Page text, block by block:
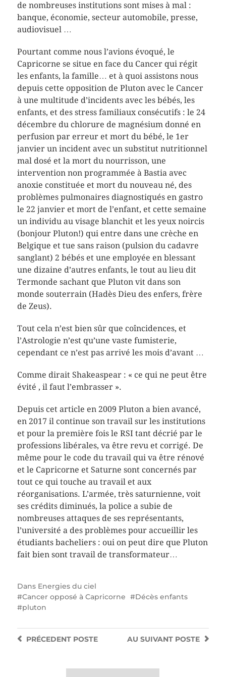
de nombreuses institutions sont mises à mal :
banque, économie, secteur automobile, presse,
audiovisuel …
Pourtant comme nous l’avions évoqué, le
Capricorne se situe en face du Cancer qui régit
les enfants, la famille… et à quoi assistons nous
depuis cette opposition de Pluton avec le Cancer
à une multitude d’incidents avec les bébés, les
enfants, et des stress familiaux consécutifs : le 24
décembre du chlorure de magnésium donné en
perfusion par erreur et mort du bébé, le 1er
janvier un incident avec un substitut nutritionnel
mal dosé et la mort du nourrisson, une
intervention non programmée à Bastia avec
anoxie constituée et mort du nouveau né, des
problèmes pulmonaires diagnostiqués en gastro
le 22 janvier et mort de l’enfant, et cette semaine
un individu au visage blanchit et les yeux noircis
(bonjour Pluton!) qui entre dans une crèche en
Belgique et tue sans raison (pulsion du cadavre
sanglant) 2 bébés et une employée en blessant
une dizaine d’autres enfants, le tout au lieu dit
Termonde sachant que Pluton vit dans son
monde souterrain (Hadès Dieu des enfers, frère
de Zeus).
Tout cela n’est bien sûr que coîncidences, et
l’Astrologie n’est qu’une vaste fumisterie,
cependant ce n’est pas arrivé les mois d’avant …
Comme dirait Shakeaspear : « ce qui ne peut être
évité , il faut l’embrasser ».
Depuis cet article en 2009 Pluton a bien avancé,
en 2017 il continue son travail sur les institutions
et pour la première fois le RSI tant décrié par le
professions libérales, va être revu et corrigé. De
même pour le code du travail qui va être rénové
et le Capricorne et Saturne sont concernés par
tout ce qui touche au travail et aux
réorganisations. L’armée, très saturnienne, voit
ses crédits diminués, la police a subie de
nombreuses attaques de ses représentants,
l’université a des problèmes pour accueillir les
étudiants bacheliers : oui on peut dire que Pluton
fait bien sont travail de transformateur…
Dans Energies du ciel
Cancer opposé à Capricorne
Décès enfants
pluton
AU SUIVANT POSTE
PRÉCEDENTPOSTE